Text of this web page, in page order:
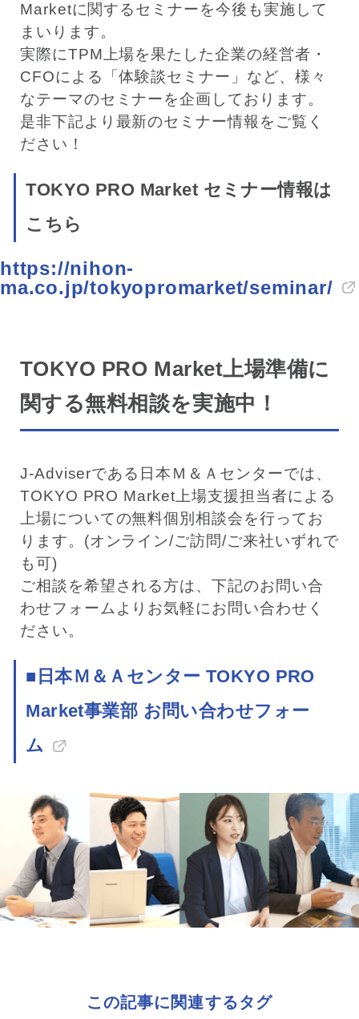
Marketに関するセミナーを今後も実施して
まいります。
実際にTPM上場を果たした企業の経営者・
CFOによる「体験談セミナー」など、様々
なテーマのセミナーを企画しております。
是非下記より最新のセミナー情報をご覧く
ださい！
TOKYO PRO Market セミナー情報は
こちら
https://nihon-
ma.co.jp/tokyopromarket/seminar/
TOKYO PRO Market上場準備に
関する無料相談を実施中！
J-Adviserである日本Ｍ＆Ａセンターでは、
TOKYO PRO Market上場支援担当者による
上場についての無料個別相談会を行ってお
ります。(オンライン/ご訪問/ご来社いずれで
も可)
ご相談を希望される方は、下記のお問い合
わせフォームよりお気軽にお問い合わせく
ださい。
■日本Ｍ＆Ａセンター TOKYO PRO
Market事業部 お問い合わせフォー
ム
この記事に関連するタグ